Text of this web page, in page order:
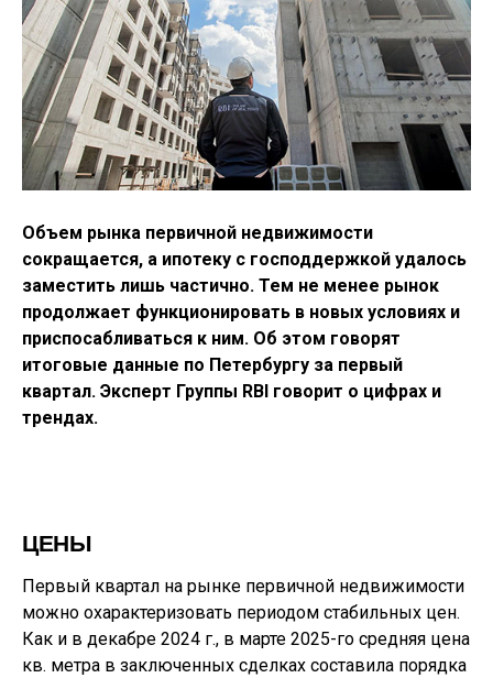
Объем рынка первичной недвижимости
сокращается, а ипотеку с господдержкой удалось
заместить лишь частично. Тем не менее рынок
продолжает функционировать в новых условиях и
приспосабливаться к ним. Об этом говорят
итоговые данные по Петербургу за первый
квартал. Эксперт Группы RBI говорит о цифрах и
трендах.
ЦЕНЫ
Первый квартал на рынке первичной недвижимости
можно охарактеризовать периодом стабильных цен.
Как и в декабре 2024 г., в марте 2025-го средняя цена
кв. метра в заключенных сделках составила порядка